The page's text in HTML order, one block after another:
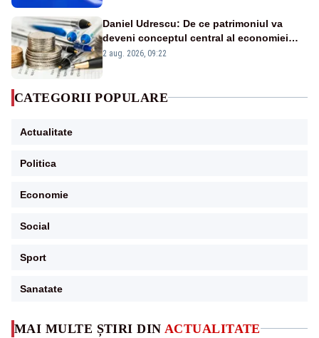
MAI MULTE ȘTIRI DIN ACTUALITATE
Daniel Udrescu: De ce patrimoniul va
deveni conceptul central al economiei
viitoare?
2 aug. 2026, 09:22
CATEGORII POPULARE
Actualitate
Politica
Economie
Social
Sport
Sanatate